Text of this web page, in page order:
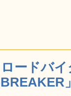
ードバ